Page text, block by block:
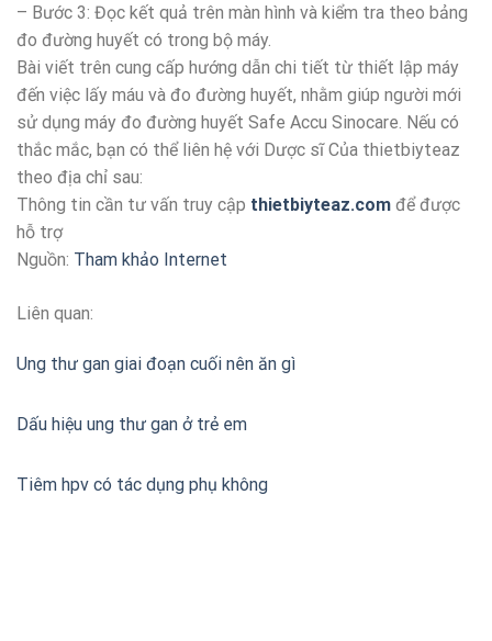
– Bước 3: Đọc kết quả trên màn hình và kiểm tra theo bảng
đo đường huyết có trong bộ máy.
Bài viết trên cung cấp hướng dẫn chi tiết từ thiết lập máy
đến việc lấy máu và đo đường huyết, nhằm giúp người mới
sử dụng máy đo đường huyết Safe Accu Sinocare. Nếu có
thắc mắc, bạn có thể liên hệ với Dược sĩ Của thietbiyteaz
theo địa chỉ sau:
Thông tin cần tư vấn truy cập thietbiyteaz.com để được
hỗ trợ
Nguồn: Tham khảo Internet
Liên quan:
Ung thư gan giai đoạn cuối nên ăn gì
Dấu hiệu ung thư gan ở trẻ em
Tiêm hpv có tác dụng phụ không